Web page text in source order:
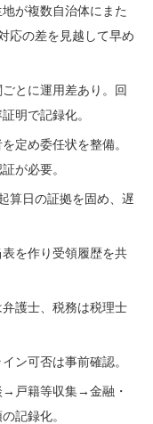
が複数自治体にまた
応の差を見越して早め
とに運用差あり。回
明で記録化。
定め委任状を整備。
が必要。
算日の証拠を固め、遅
を作り受領履歴を共
護士、税務は税理士
ン可否は事前確認。
→戸籍等収集→金融・
記録化。